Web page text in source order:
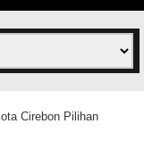
Cirebon Pilihan